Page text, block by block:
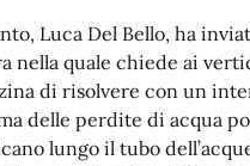
Luca Del Bello, ha
nella quale chiede ai
di risolvere con un
delle perdite di acqua
lungo il tubo